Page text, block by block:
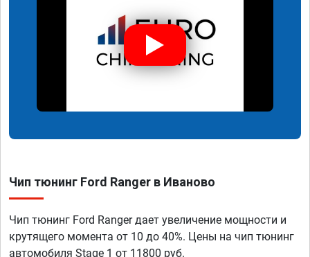
Чип тюнинг Ford Ranger в Иваново
Чип тюнинг Ford Ranger дает увеличение мощности и
крутящего момента от 10 до 40%. Цены на чип тюнинг
автомобиля Stage 1 от 11800 руб.